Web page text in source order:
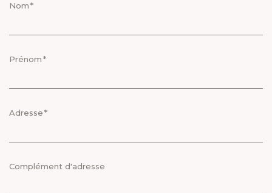
Nom
Prénom
Adresse
Complément d'adresse